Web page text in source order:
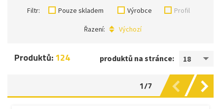
Filtr: Pouze skladem Výrobce Profil
Řazení: Výchozí
produktů na stránce: 18
Produktů:124
1/7